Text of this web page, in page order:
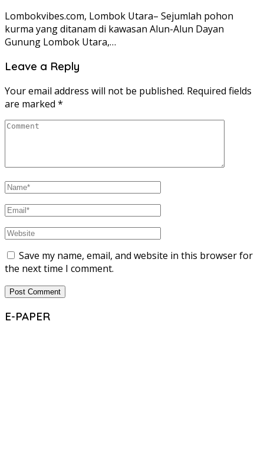
Lombokvibes.com, Lombok Utara– Sejumlah pohon
kurma yang ditanam di kawasan Alun-Alun Dayan
Gunung Lombok Utara,…
Leave a Reply
Your email address will not be published. Required fields
are marked *
Save my name, email, and website in this browser for
the next time I comment.
E-PAPER